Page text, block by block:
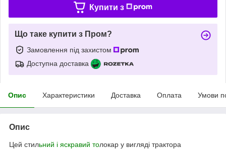
Купити з
Що таке купити з Пром?
Замовлення під захистом
Доступна доставка
Опис Характеристики Доставка Оплата Умови
Опис
Цей стильний і яскравий толокар у вигляді трактора